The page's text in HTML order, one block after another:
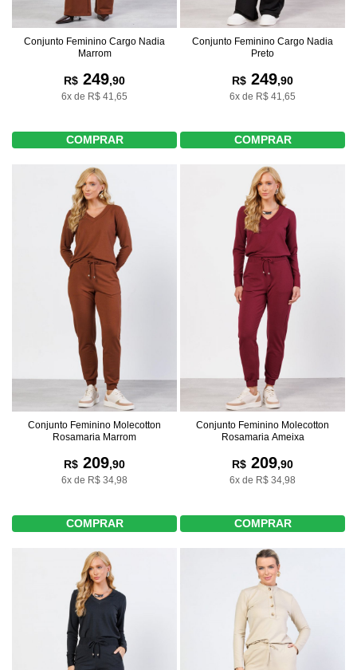
Conjunto Feminino Cargo Nadia
Marrom
R$ 249,90
6x de R$ 41,65
COMPRAR
Conjunto Feminino Cargo Nadia
Preto
R$ 249,90
6x de R$ 41,65
COMPRAR
Conjunto Feminino Molecotton
Rosamaria Marrom
R$ 209,90
6x de R$ 34,98
COMPRAR
Conjunto Feminino Molecotton
Rosamaria Ameixa
R$ 209,90
6x de R$ 34,98
COMPRAR